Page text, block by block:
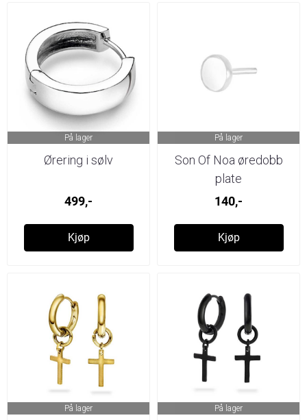
På lager
Ørering i sølv
499,-
Kjøp
På lager
Son Of Noa øredobb
plate
140,-
Kjøp
På lager På lager